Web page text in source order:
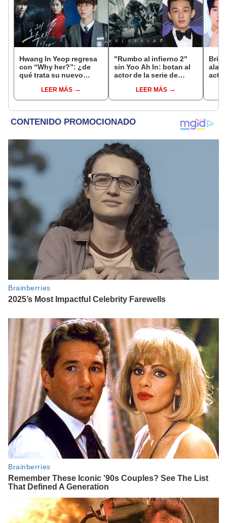
Hwang In Yeop regresa
con “Why her?”: ¿de
qué trata su nuevo
of magic”?LEER MÁS
"Rumbo al infierno 2"
sin Yoo Ah In: botan al
actor de la serie de
drogasLEER MÁS